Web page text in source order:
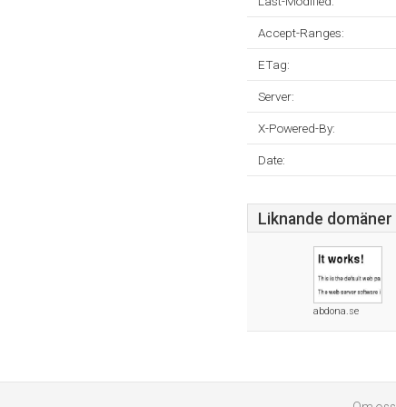
Accept-Ranges:
ETag:
Server:
X-Powered-By:
Date:
Liknande domäner
abdona.se